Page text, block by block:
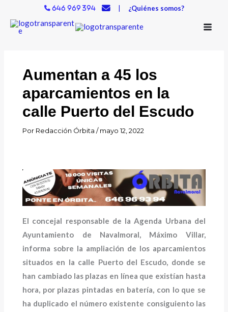
contenido
646 969 394 | ¿Quiénes somos?
Aumentan a 45 los
aparcamientos en la
calle Puerto del Escudo
Por Redacción Órbita/mayo 12, 2022
El concejal responsable de la Agenda Urbana del
Ayuntamiento de Navalmoral, Máximo Villar,
informa sobre la ampliación de los aparcamientos
situados en la calle Puerto del Escudo, donde se
han cambiado las plazas en línea que existían hasta
hora, por plazas pintadas en batería, con lo que se
ha duplicado el número existente consiguiento las